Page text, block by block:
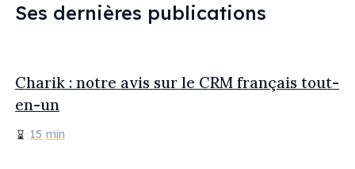
Ses dernières publications
Charik : notre avis sur le CRM français tout-
en-un
15 min